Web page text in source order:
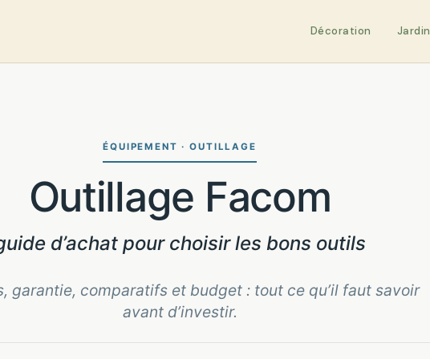
Décoration Jardin
ÉQUIPEMENT · OUTILLAGE
Outillage Facom
d’achat pour choisir les bons outils
garantie, comparatifs et budget : tout ce qu’il faut savoir
avant d’investir.